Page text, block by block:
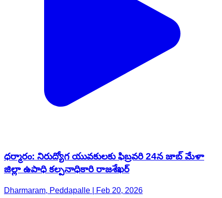
ధర్మారం: నిరుద్యోగ యువకులకు ఫిబ్రవరి 24న జాబ్ మేళా
జిల్లా ఉపాధి కల్పనాధికారి రాజశేఖర్
Dharmaram, Peddapalle | Feb 20, 2026